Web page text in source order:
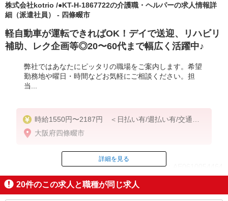
株式会社kotrio /●KT-H-1867722の介護職・ヘルパーの求人情報詳
細（派遣社員） - 四條畷市
軽自動車が運転できればOK！デイで送迎、リハビリ
補助、レク企画等◎20〜60代まで幅広く活躍中♪
弊社ではあなたにピッタリの職場をご案内します。希望
勤務地や曜日・時間などお気軽にご相談ください。担
当...
時給1550円〜2187円 ＜日払い有/週払い有/交通費
全支給(ガソリン代含む)＞
大阪府四條畷市
ID：AE0610054464
掲載期間終了
詳細を見る
20件のこの求人と職種が同じ求人